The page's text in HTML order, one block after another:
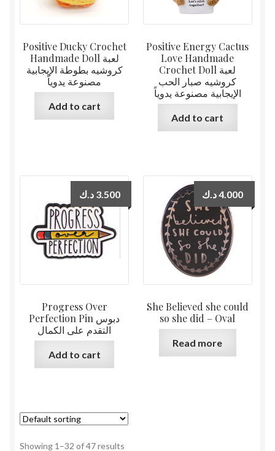
Positive Ducky Crochet
Handmade Doll لعبة
كروشيه بطوطة الإيجابية
مصنوعة يدوياً
Add to cart
Positive Energy Cactus
Love Handmade
Crochet Doll لعبة
كروشيه صبار الحب
الإيجابية مصنوعة يدوياً
Add to cart
Progress Over
Perfection Pin دبوس
التقدم على الكمال
3.500 د.ك
Add to cart
She Believed she could
so she did – Oval
4.000د.ك
Read more
Showing 1–32 of 47 results